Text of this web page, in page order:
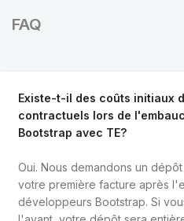
FAQ
Existe-t-il des coûts initiaux
contractuels lors de
Bootstrap avec TE?
Oui. Nous demandons un
votre première facture après
développeurs Bootstrap. Si